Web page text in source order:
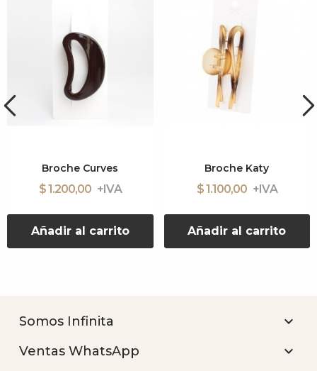
Broche Curves
$ 1.200,00
Añadir al carrito
Broche Katy
$ 1.100,00
Añadir al carrito
Somos Infinita 
Ventas WhatsApp 